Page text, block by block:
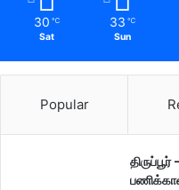
30 ℃
Sat
33 ℃
Sun
Popular